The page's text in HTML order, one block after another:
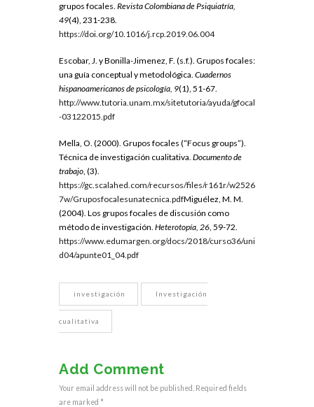
grupos focales. Revista Colombiana de Psiquiatría,
49(4), 231-238.
https://doi.org/10.1016/j.rcp.2019.06.004
Escobar, J. y Bonilla-Jimenez, F. (s.f.). Grupos focales:
una guía conceptual y metodológica. Cuadernos
hispanoamericanos de psicología, 9(1), 51-67.
http://www.tutoria.unam.mx/sitetutoria/ayuda/gfocal
-03122015.pdf
Mella, O. (2000). Grupos focales (“Focus groups”).
Técnica de investigación cualitativa. Documento de
trabajo, (3).
https://gc.scalahed.com/recursos/files/r161r/w2526
7w/Gruposfocalesunatecnica.pdfMiguélez, M. M.
(2004). Los grupos focales de discusión como
método de investigación. Heterotopía, 26, 59-72.
https://www.edumargen.org/docs/2018/curso36/uni
d04/apunte01_04.pdf
investigación Investigación
cualitativa
Add Comment
Your email address will not be published. Required fields
are marked *